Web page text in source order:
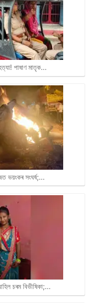
পাষাণ মাতৃক…
ভয়ংকৰ সংঘৰ্ষ;…
চৰম বিভীষিকা;…